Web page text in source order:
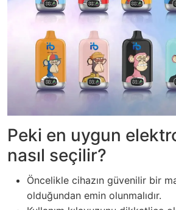
Peki en uygun
nasıl seçilir?
Öncelikle cihazın güvenilir bir
olduğundan emin olunmalıdır.